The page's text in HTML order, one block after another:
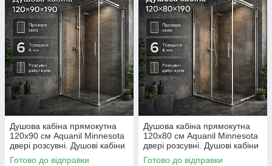
Душова кабіна прямокутна
120х90 см Aquanil Minnesota
двері розсувні. Душові кабіни
120 90 см
Готово до відправки
Душова кабіна прямокутна
120x80 см Aquanil Minnesota
двері розсувні. Душові кабіни
120x80 см
Готово до відправки